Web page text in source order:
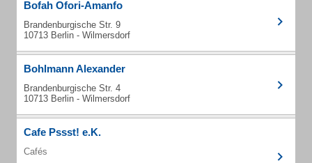
Bofah Ofori-Amanfo
Brandenburgische Str. 9
10713 Berlin - Wilmersdorf
Bohlmann Alexander
Brandenburgische Str. 4
10713 Berlin - Wilmersdorf
Cafe Pssst! e.K.
Cafés